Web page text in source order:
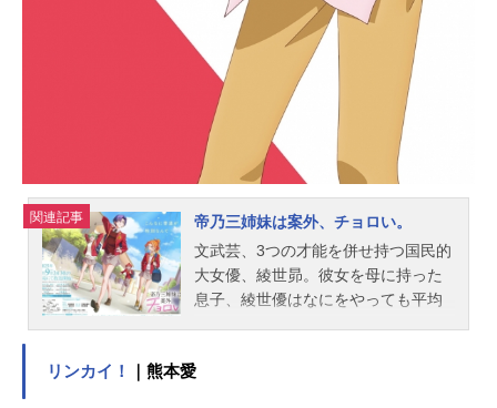
歩ルミナリア：日向未南ゼフ：斉藤
隼一アスバル：安元洋貴フリッカ：
櫻弥恵エメラ：夏吉ゆうこタクト：
井澤佳の実マリアナ：堀江由衣アマ
ラッテ：佐倉綾音ダンブルフ：ささ
きいさおクレオス：蒼井翔太アルフ
ィナ：戸松遥ソウルハウル：平川大
輔セロ：中島ヨシ...
関連記事
帝乃三姉妹は案外、チョロい。
文武芸、3つの才能を併せ持つ国民的
大女優、綾世昴。彼女を母に持った
息子、綾世優はなにをやっても平均
んな人生を歩んできた優は、唯一の
リンカイ！ ｜熊本愛